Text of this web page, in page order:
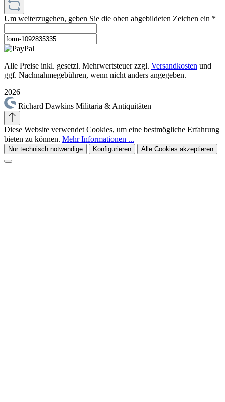
Um weiterzugehen, geben Sie die oben abgebildeten Zeichen ein *
Alle Preise inkl. gesetzl. Mehrwertsteuer zzgl. Versandkosten und
ggf. Nachnahmegebühren, wenn nicht anders angegeben.
2026
Richard Dawkins Militaria & Antiquitäten
Diese Website verwendet Cookies, um eine bestmögliche Erfahrung
bieten zu können. Mehr Informationen ...
Nur technisch notwendige Konfigurieren Alle Cookies akzeptieren